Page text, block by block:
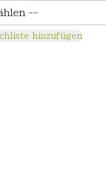
hinzufügen